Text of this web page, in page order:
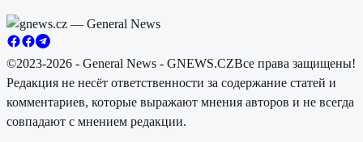
©2023-2026 - General News - GNEWS.CZВсе права защищены!
Редакция не несёт ответственности за содержание статей и
комментариев, которые выражают мнения авторов и не всегда
совпадают с мнением редакции.